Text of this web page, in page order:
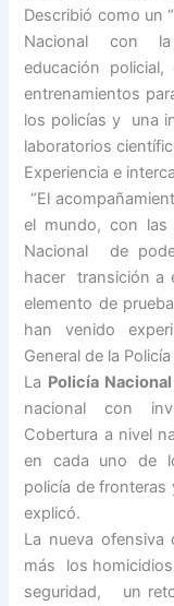
Describió como un
Nacional con la
educación
entrenamientos
los policías y una
laboratorios
Experiencia e
“El
el mundo, con las
Nacional de
hacer transición a
elemento de
han venido
General de la
La Policía Nacional
nacional con
Cobertura a nivel
en cada uno de
policía de fronteras
explicó.
La nueva
más los
seguridad, un